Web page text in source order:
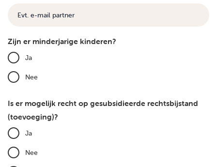
Zijn er minderjarige kinderen?
Ja
Nee
Is er mogelijk recht op gesubsidieerde rechtsbijstand
(toevoeging)?
Ja
Nee